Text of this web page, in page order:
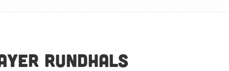
RUNDHALS